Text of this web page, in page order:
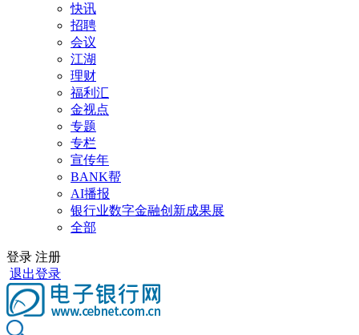
快讯
招聘
会议
江湖
理财
福利汇
金视点
专题
专栏
宣传年
BANK帮
AI播报
银行业数字金融创新成果展
全部
登录 注册
退出登录